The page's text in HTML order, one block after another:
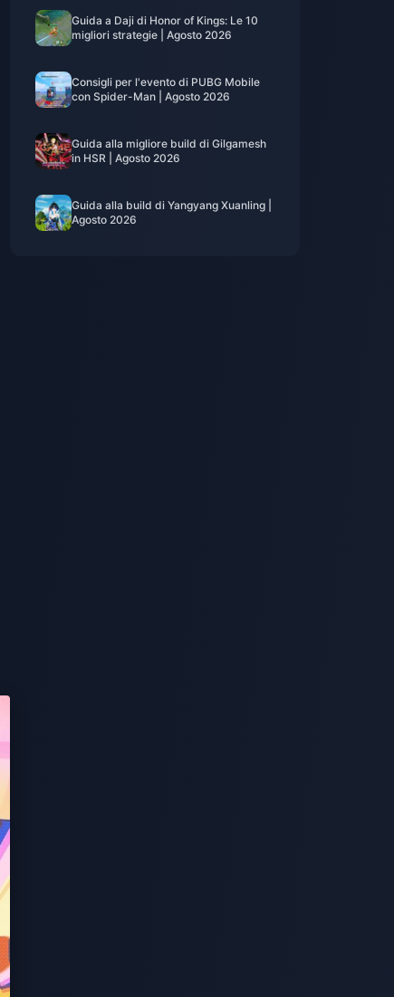
Guida a Daji di Honor of Kings: Le 10
migliori strategie | Agosto 2026
Consigli per l'evento di PUBG Mobile
con Spider-Man | Agosto 2026
Guida alla migliore build di Gilgamesh
in HSR | Agosto 2026
Guida alla build di Yangyang Xuanling |
Agosto 2026